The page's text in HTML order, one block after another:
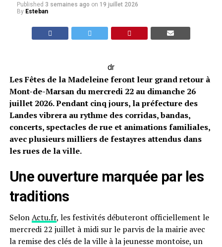
Published 3 semaines ago on 19 juillet 2026
By Esteban
dr
Les Fêtes de la Madeleine feront leur grand retour à
Mont-de-Marsan du mercredi 22 au dimanche 26
juillet 2026. Pendant cinq jours, la préfecture des
Landes vibrera au rythme des corridas, bandas,
concerts, spectacles de rue et animations familiales,
avec plusieurs milliers de festayres attendus dans
les rues de la ville.
Une ouverture marquée par les
traditions
SelonActu.fr, les festivités débuteront officiellement le
mercredi 22 juillet à midi sur le parvis de la mairie avec
la remise des clés de la ville à la jeunesse montoise, un